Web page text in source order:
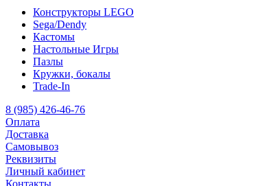
Конструкторы LEGO
Sega/Dendy
Кастомы
Настольные Игры
Пазлы
Кружки, бокалы
Trade-In
8 (985) 426-46-76
Оплата
Доставка
Самовывоз
Реквизиты
Личный кабинет
Контакты